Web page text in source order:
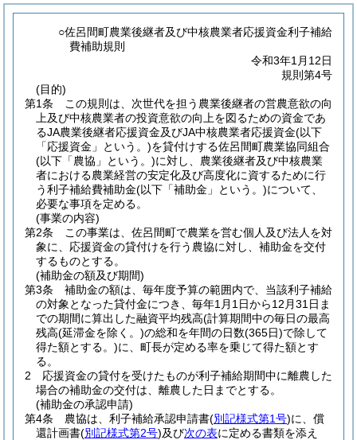
○佐呂間町農業後継者及び中核農業者応援資金利子補給
費補助規則
令和3年1月12日
規則第4号
(目的)
第1条
この規則は、次世代を担う農業後継者の営農意欲の向
上及び中核農業者の投資意欲の向上を図るための資金であ
るJA農業後継者応援資金及びJA中核農業者応援資金(以下
「応援資金」という。)を貸付けする佐呂間町農業協同組合
(以下「農協」という。)に対し、農業後継者及び中核農業
者における農業経営の安定化及び高度化に資するために行
う利子補給費補助金(以下「補助金」という。)について、
必要な事項を定める。
(事業の内容)
第2条
この事業は、佐呂間町で農業を営む個人及び法人を対
象に、応援資金の貸付けを行う農協に対し、補助金を交付
するものとする。
(補助金の額及び期間)
第3条
補助金の額は、毎年度予算の範囲内で、当該利子補給
の対象となった貸付金につき、毎年1月1日から12月31日ま
での期間に算出した融資平均残高(計算期間中の毎日の最高
残高(延滞金を除く。)の総和を年間の日数(365日)で除して
得た額とする。)に、町長が定める率を乗じて得た額とす
る。
2
応援資金の貸付を受けたものが利子補給期間中に離農した
場合の補助金の交付は、離農した日までとする。
(補助金の承認申請)
第4条
農協は、利子補給承認申請書(別記様式第1号)に、償
還計画書(別記様式第2号)及び次の表に定める書類を添え